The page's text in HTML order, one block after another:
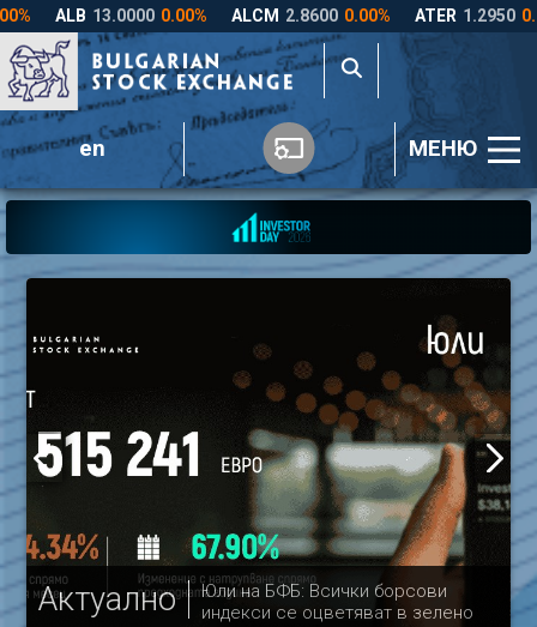
en МЕНЮ
Актуално
Юли на БФБ: Всички борсови
индекси се оцветяват в зелено